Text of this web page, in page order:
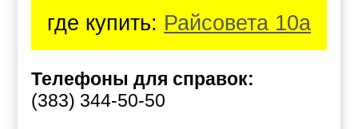
где купить: Райсовета 10а
Телефоны для справок:
(383) 344-50-50